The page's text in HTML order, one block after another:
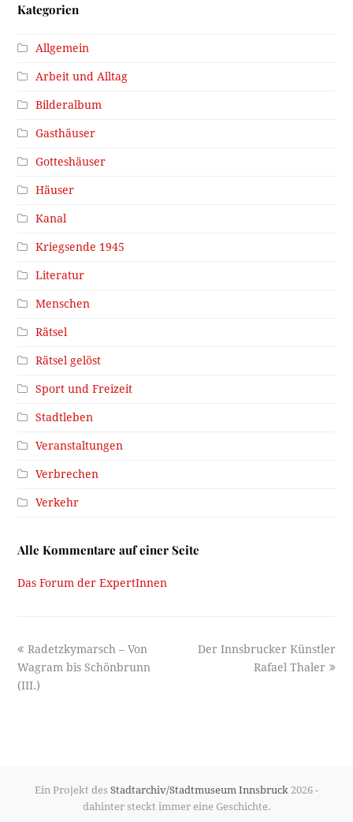
Kategorien
Allgemein
Arbeit und Alltag
Bilderalbum
Gasthäuser
Gotteshäuser
Häuser
Kanal
Kriegsende 1945
Literatur
Menschen
Rätsel
Rätsel gelöst
Sport und Freizeit
Stadtleben
Veranstaltungen
Verbrechen
Verkehr
Alle Kommentare auf einer Seite
Das Forum der ExpertInnen
previous
post:
Radetzkymarsch – Von
Wagram bis Schönbrunn
(III.)
next
Der Innsbrucker Künstler
Rafael Thaler
Ein Projekt des Stadtarchiv/Stadtmuseum Innsbruck 2026 -
dahinter steckt immer eine Geschichte.